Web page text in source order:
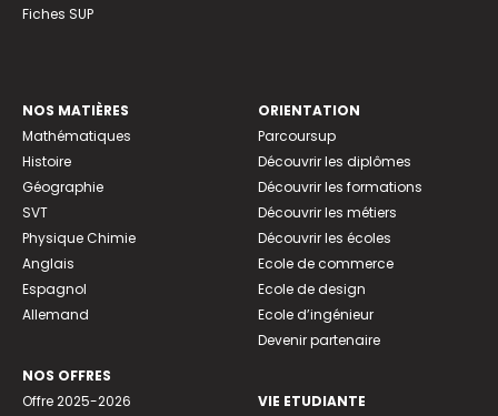
Fiches SUP
NOS MATIÈRES
Mathématiques
Histoire
Géographie
SVT
Physique Chimie
Anglais
Espagnol
Allemand
NOS OFFRES
Offre 2025-2026
ORIENTATION
Parcoursup
Découvrir les diplômes
Découvrir les formations
Découvrir les métiers
Découvrir les écoles
Ecole de commerce
Ecole de design
Ecole d’ingénieur
Devenir partenaire
VIE ETUDIANTE